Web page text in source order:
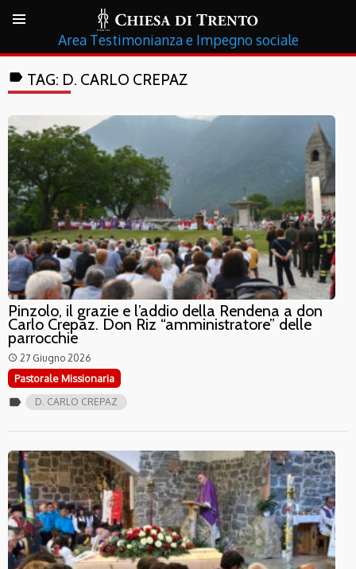
Testimonianza e Impegno sociale
label TAG: D. CARLO CREPAZ
Pinzolo, il grazie e l’addio della Rendena a don
Carlo Crepaz. Don Riz “amministratore” delle
parrocchie
access_time 27 Giugno 2026
Pastorale Missionaria
label D. CARLO CREPAZ